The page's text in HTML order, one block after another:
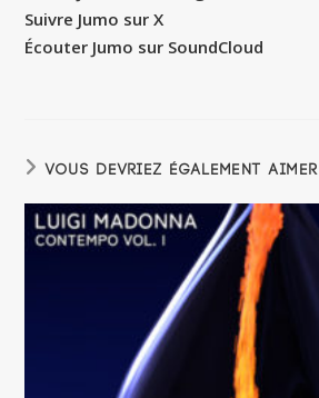
Suivre Jumo sur X
Écouter Jumo sur SoundCloud
VOUS DEVRIEZ ÉGALEMENT AIMER